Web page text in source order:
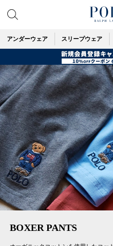
アンダーウェア スリープウェア
BOXER PANTS